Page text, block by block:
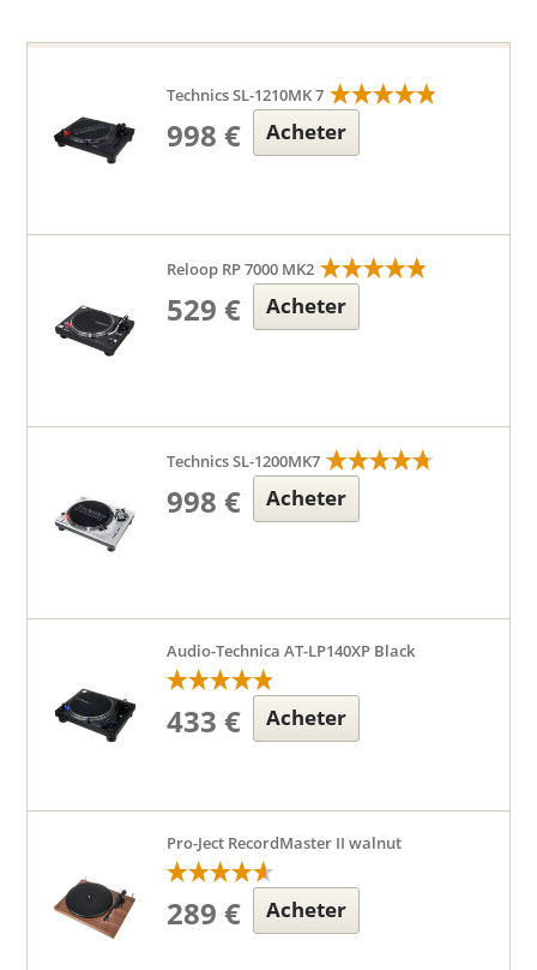
Technics SL-1210MK 7
998 € Acheter
Reloop RP 7000 MK2
529 € Acheter
Technics SL-1200MK7
998 € Acheter
Audio-Technica AT-LP140XP Black
433 € Acheter
Pro-Ject RecordMaster II walnut
289 € Acheter